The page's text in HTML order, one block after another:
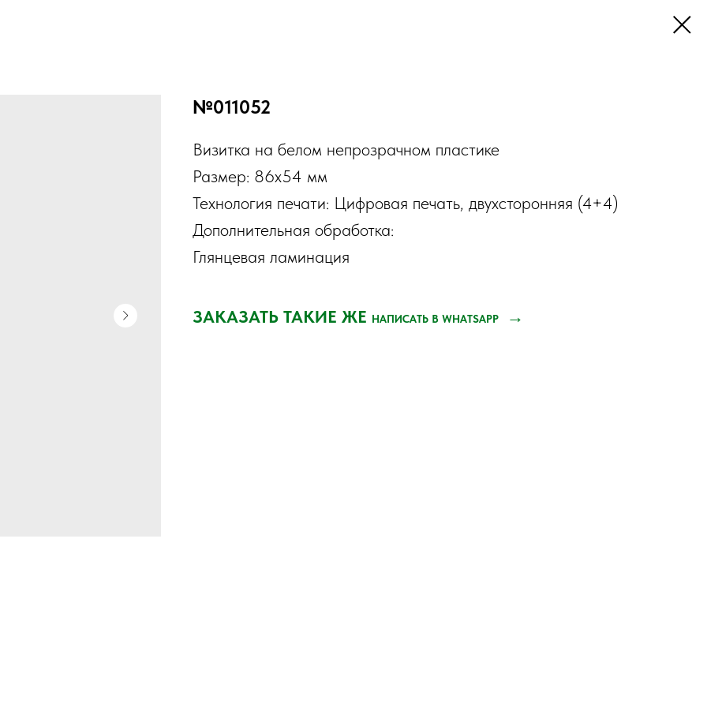
№011052
Визитка на белом непрозрачном пластике
Размер: 86х54 мм
Технология печати: Цифровая печать, двухсторонняя (4+4)
Дополнительная обработка:
Глянцевая ламинация
ЗАКАЗАТЬ ТАКИЕ ЖЕ НАПИСАТЬ В WHATSAPP →